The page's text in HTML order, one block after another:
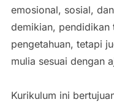
emosional, sosial,
demikian, pendidikan
pengetahuan, tetapi
mulia sesuai dengan
Kurikulum ini